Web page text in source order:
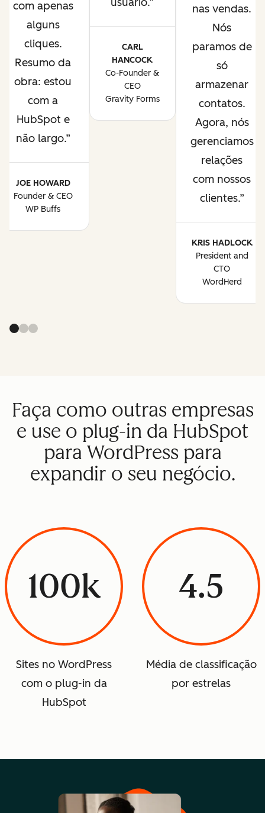
com apenas
alguns
cliques.
Resumo da
obra: estou
com a
HubSpot e
não largo.
JOE HOWARD
Founder & CEO
WP Buffs
CARL
HANCOCK
Co-Founder &
CEO
Gravity Forms
nas vendas.
Nós
paramos de
só
armazenar
contatos.
Agora, nós
gerenciamos
relações
com nossos
clientes.
KRIS HADLOCK
President and
CTO
WordHerd
Faça como outras empresas
e use o plug-in da HubSpot
para WordPress para
expandir o seu negócio.
100k
Sites no WordPress
com o plug-in da
HubSpot
4.5
Média de classificação
por estrelas